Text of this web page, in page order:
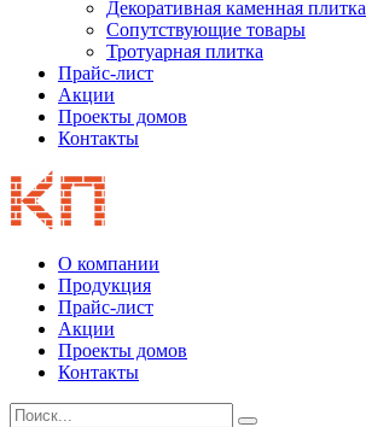
Декоративная каменная плитка
Сопутствующие товары
Тротуарная плитка
Прайс-лист
Акции
Проекты домов
Контакты
О компании
Продукция
Прайс-лист
Акции
Проекты домов
Контакты